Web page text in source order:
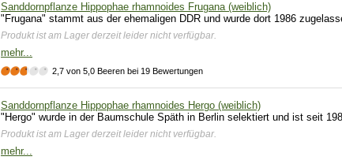
Sanddornpflanze Hippophae rhamnoides Frugana (weiblich)
"Frugana" stammt aus der ehemaligen DDR und wurde dort 1986
Produkt ist am Lager derzeit leider nicht verfügbar.
mehr...
2,7 von 5,0 Beeren bei 19 Bewertungen
Sanddornpflanze Hippophae rhamnoides Hergo (weiblich)
"Hergo" wurde in der Baumschule Späth in Berlin selektiert und ist seit
Produkt ist am Lager derzeit leider nicht verfügbar.
mehr...